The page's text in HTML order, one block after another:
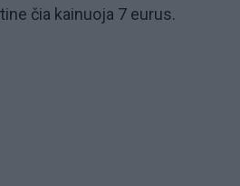
čia kainuoja 7 eurus.